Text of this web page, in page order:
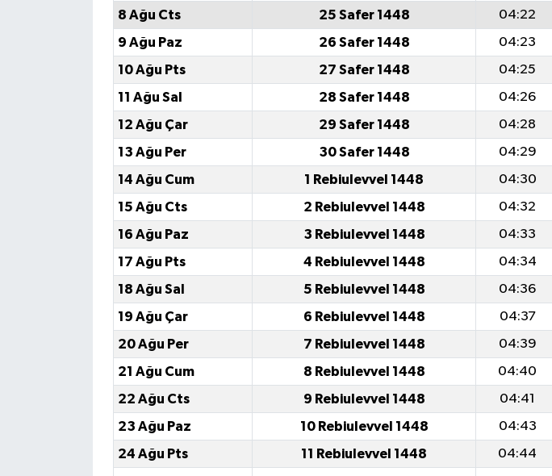
8 Ağu Cts
25 Safer 1448 04:22
9 Ağu Paz
26 Safer 1448 04:23
10 Ağu Pts
27 Safer 1448 04:25
11 Ağu Sal
28 Safer 1448 04:26
12 Ağu Çar
29 Safer 1448 04:28
13 Ağu Per
30 Safer 1448 04:29
14 Ağu Cum
1 Rebiulevvel 1448 04:30
15 Ağu Cts
2 Rebiulevvel 1448 04:32
16 Ağu Paz
3 Rebiulevvel 1448 04:33
17 Ağu Pts
4 Rebiulevvel 1448 04:34
18 Ağu Sal
5 Rebiulevvel 1448 04:36
19 Ağu Çar
6 Rebiulevvel 1448 04:37
20 Ağu Per
7 Rebiulevvel 1448 04:39
21 Ağu Cum
8 Rebiulevvel 1448 04:40
22 Ağu Cts
9 Rebiulevvel 1448 04:41
23 Ağu Paz
10 Rebiulevvel 1448 04:43
24 Ağu Pts
11 Rebiulevvel 1448 04:44